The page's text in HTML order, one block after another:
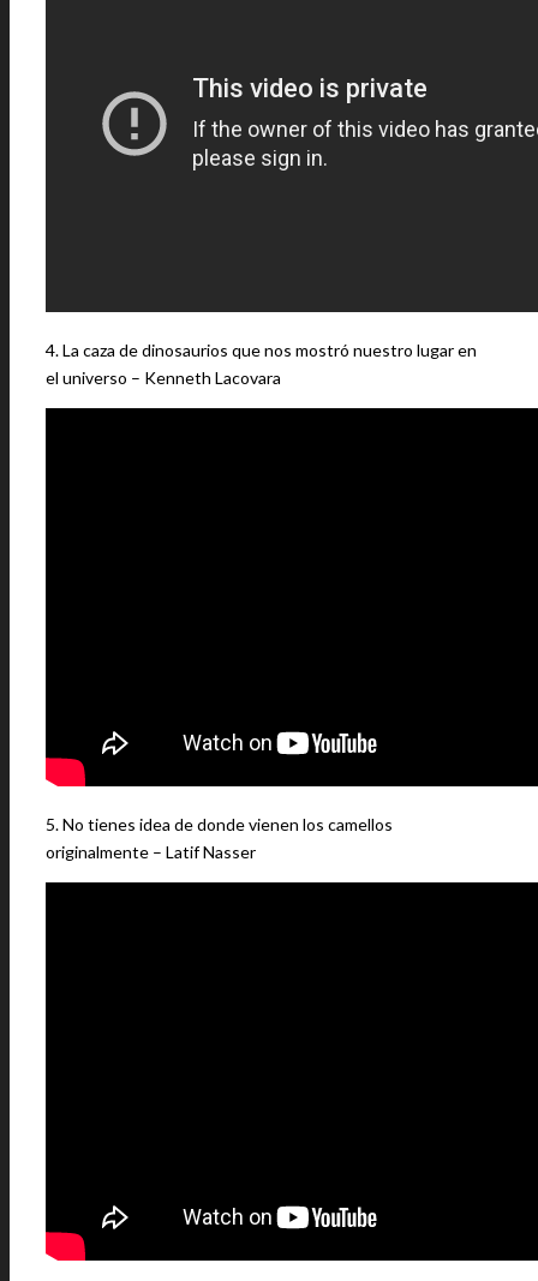
4. La caza de dinosaurios que nos mostró nuestro lugar en
el universo – Kenneth Lacovara
5. No tienes idea de donde vienen los camellos
originalmente – Latif Nasser